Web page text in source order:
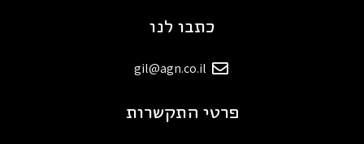
פרטי התקשרות
כתבו לנו
gil@agn.co.il